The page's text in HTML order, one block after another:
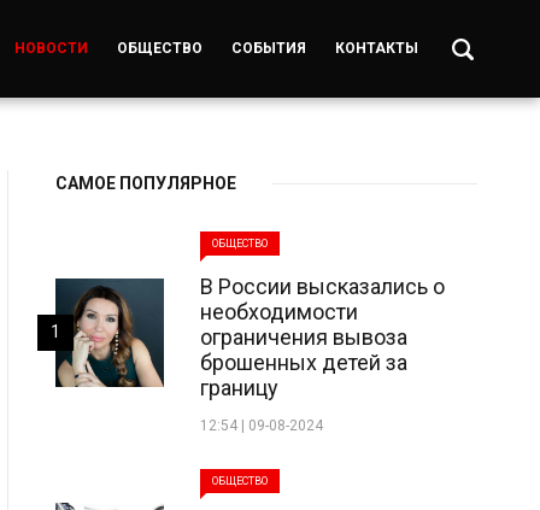
НОВОСТИ ОБЩЕСТВО СОБЫТИЯ КОНТАКТЫ
САМОЕ ПОПУЛЯРНОЕ
ОБЩЕСТВО
В России высказались о
необходимости
ограничения вывоза
брошенных детей за
границу
12:54 | 09-08-2024
1
ОБЩЕСТВО